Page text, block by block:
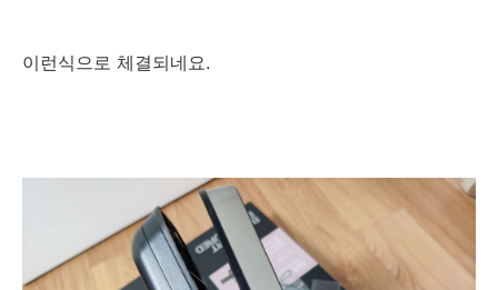
이런식으로 체결되네요.